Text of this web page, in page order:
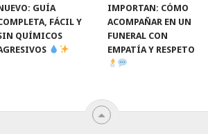
GUÍA
FÁCIL Y
QUÍMICOS
IMPORTAN: CÓMO
ACOMPAÑAR EN UN
FUNERAL CON
EMPATÍA Y RESPETO